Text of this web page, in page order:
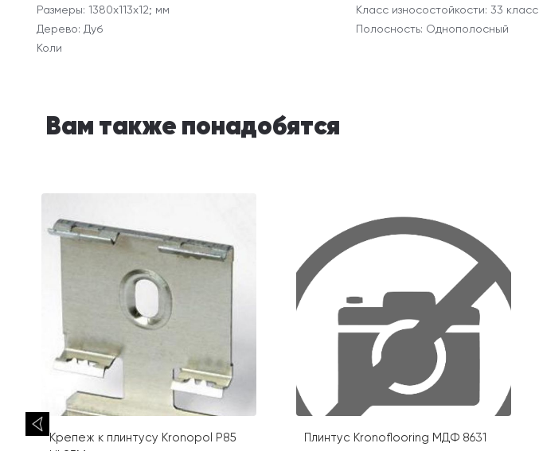
Размеры: 1380х113x12; мм
Класс износостойкости: 33 класс
Дерево: Дуб
Полосность: Однополосный
Коли
Вам также понадобятся
Крепеж к плинтусу Kronopol P85
Плинтус Kronoflooring МДФ 8631